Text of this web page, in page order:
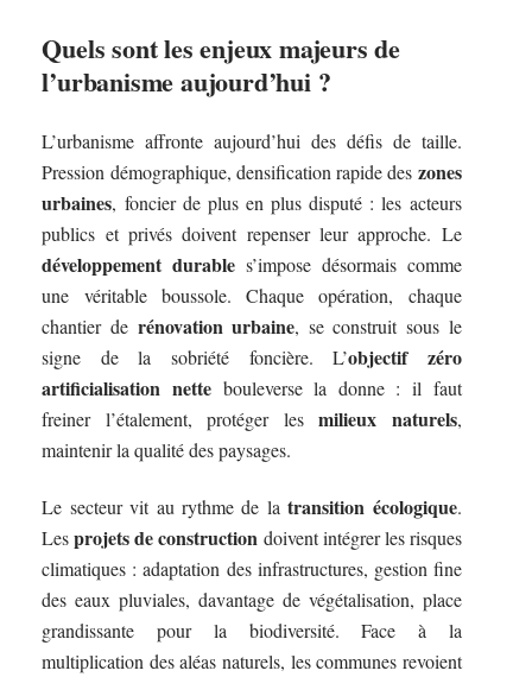
Quels sont les enjeux majeurs de
l’urbanisme aujourd’hui ?
L’urbanisme affronte aujourd’hui des défis de taille.
Pression démographique, densification rapide des zones
urbaines, foncier de plus en plus disputé : les acteurs
publics et privés doivent repenser leur approche. Le
développement durable s’impose désormais comme
une véritable boussole. Chaque opération, chaque
chantier de rénovation urbaine, se construit sous le
signe de la sobriété foncière. L’objectif zéro
artificialisation nettebouleverse la donne : il faut
freiner l’étalement, protéger lesmilieux naturels,
maintenir la qualité des paysages.
Le secteur vit au rythme de latransition écologique.
Lesprojets de construction doivent intégrer les risques
climatiques : adaptation des infrastructures, gestion fine
des eaux pluviales, davantage de végétalisation, place
grandissante pour la biodiversité. Face à la
multiplication des aléas naturels, les communes revoient